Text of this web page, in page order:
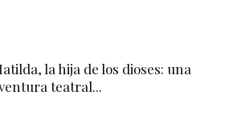
la hija de los dioses: una
teatral...